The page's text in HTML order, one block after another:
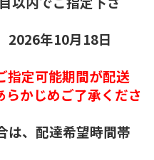
2026年10月18日
定可能期間が配送
らかじめご了承くださ
、配達希望時間帯